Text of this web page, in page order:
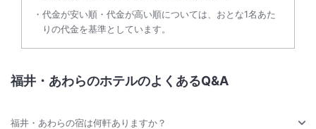
代金が安い順・代金が高い順については、おとな1名あた
りの代金を基準としています。
福井・あわらのホテルのよくあるQ&A
福井・あわらの宿は何軒ありますか？